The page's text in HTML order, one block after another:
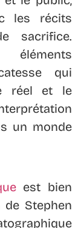
les récits
sacrifice.
qui
réel et le
un monde
est bien
de Stephen